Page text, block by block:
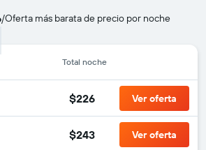
/Oferta más barata de precio por noche
Total noche
$226 Ver oferta
$243 Ver oferta